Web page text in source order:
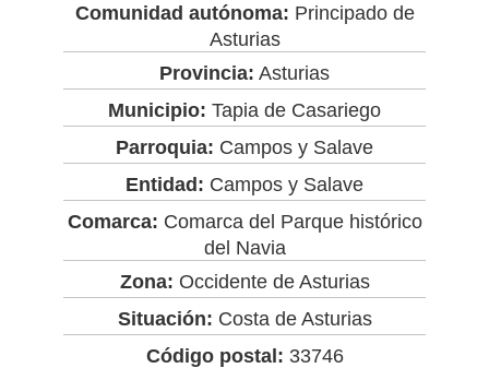
Comunidad autónoma: Principado de
Asturias
Provincia: Asturias
Municipio: Tapia de Casariego
Parroquia: Campos y Salave
Entidad: Campos y Salave
Comarca: Comarca del Parque histórico
del Navia
Zona: Occidente de Asturias
Situación: Costa de Asturias
Código postal: 33746